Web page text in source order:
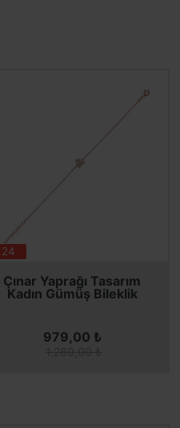
Çınar Yaprağı Tasarım
Kadın Gümüş Bileklik
SEPETE EKLE
979,00 ₺
SEPETE EKLE